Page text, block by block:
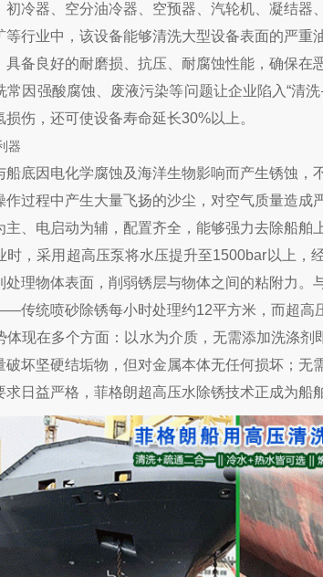
冷器、空分油冷器、空预器、汽轮机、凝结
行业中，该设备能够清洗大型设备表面的严
备良好的耐磨损、抗压、耐腐蚀性能，确保在
常因强酸腐蚀、废液污染等问题让企业陷入“
伤，还可使设备寿命延长30%以上。
器
底因电化学腐蚀及海洋生物影响而产生锈蚀，
过程中产生大量飞扬的沙尘，对空气质量造
、电启动为辅，配置齐全，能够强力去除船舶
时，采用超高压泵将水压提升至1500bar以上，
理物体表面，削弱锈层与物体之间的粘附力
传统喷砂除锈每小时处理约12平方米，而超高
现在多个方面：以水为介质，无需添加洗涤
坏坚硬结垢物，但对金属本体无任何损坏；
日益严格，菲格朗超高压水除锈技术正成为船